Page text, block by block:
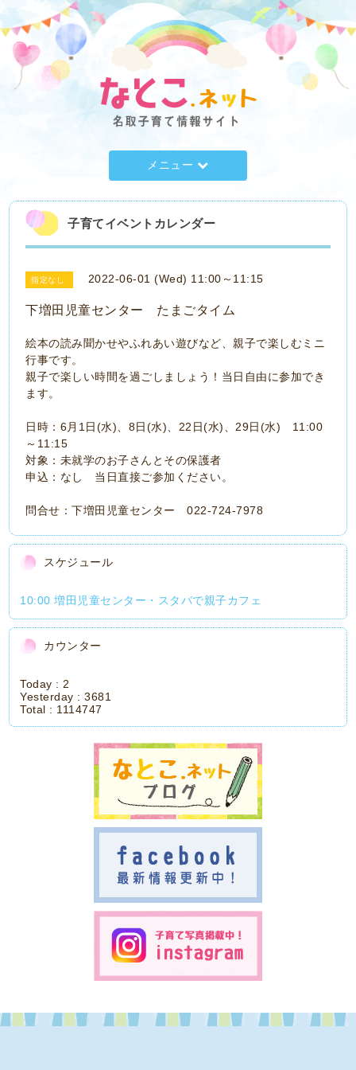
メニュー
子育てイベントカレンダー
指定なし 2022-06-01 (Wed) 11:00～11:15
下増田児童センター たまごタイム
絵本の読み聞かせやふれあい遊びなど、親子で楽しむミニ
行事です。
親子で楽しい時間を過ごしましょう！当日自由に参加でき
ます。
日時：6月1日(水)、8日(水)、22日(水)、29日(水) 11:00
～11:15
対象：未就学のお子さんとその保護者
申込：なし 当日直接ご参加ください。
問合せ：下増田児童センター 022-724-7978
スケジュール
10:00 増田児童センター・スタバで親子カフェ
カウンター
Today :2
Yesterday :3681
Total : 1114747